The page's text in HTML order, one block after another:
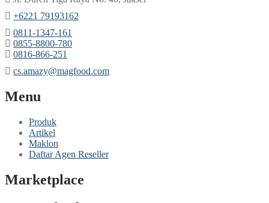
‎+6221 79193162
‪0811-1347-161
‪0855-8800-780
‪0816-866-251
cs.amazy@magfood.com
Menu
Produk
Artikel
Maklon
Daftar Agen Reseller
Marketplace